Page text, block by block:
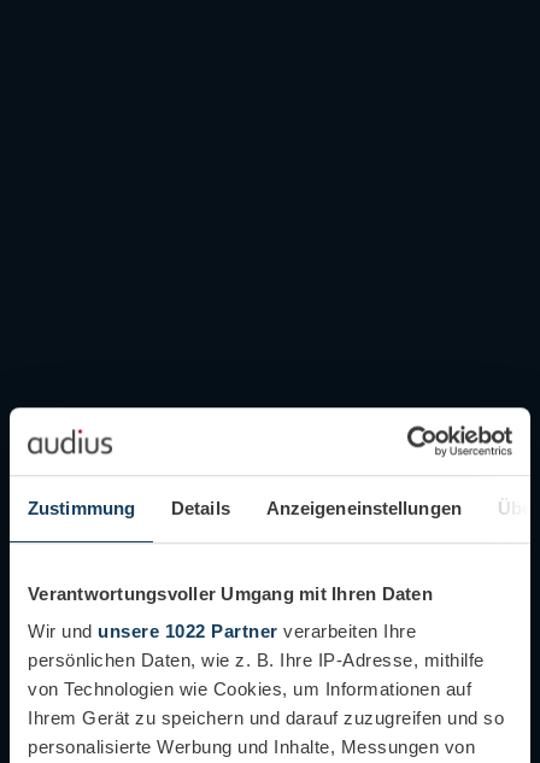
Zustimmung Details Anzeigeneinstellungen
Verantwortungsvoller Umgang mit Ihren Daten
Wir und unsere 1022 Partner verarbeiten Ihre
persönlichen Daten, wie z. B. Ihre IP-Adresse, mithilfe
von Technologien wie Cookies, um Informationen auf
Ihrem Gerät zu speichern und darauf zuzugreifen und so
personalisierte Werbung und Inhalte, Messungen von